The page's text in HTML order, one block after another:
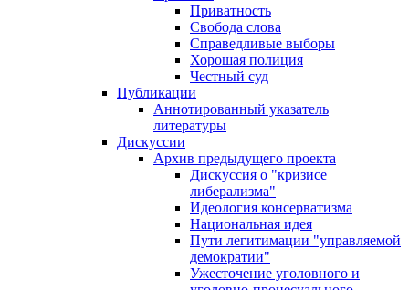
Приватность
Свобода слова
Справедливые выборы
Хорошая полиция
Честный суд
Публикации
Аннотированный указатель
литературы
Дискуссии
Архив предыдущего проекта
Дискуссия о "кризисе
либерализма"
Идеология консерватизма
Национальная идея
Пути легитимации "управляемой
демократии"
Ужесточение уголовного и